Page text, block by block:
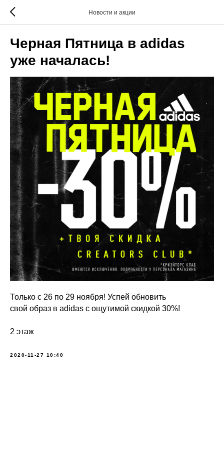
Новости и акции
Черная Пятница в adidas
уже началась!
Только с 26 по 29 ноября! Успей обновить
свой образ в adidas с ощутимой скидкой 30%!
2 этаж
2020-11-27 10:40